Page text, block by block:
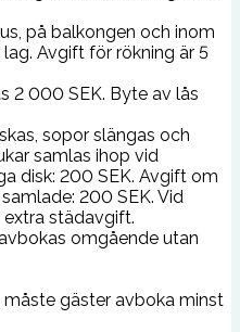
på balkongen och inom
Avgift för rökning är 5
2 000 SEK. Byte av lås
sopor slängas och
samlas ihop vid
disk: 200 SEK. Avgift om
200 SEK. Vid
städavgift.
omgående utan
gäster avboka minst